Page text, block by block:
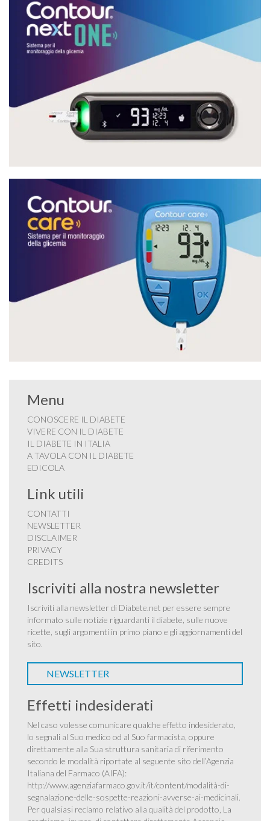
Menu
CONOSCERE IL DIABETE
VIVERE CON IL DIABETE
IL DIABETE IN ITALIA
A TAVOLA CON IL DIABETE
EDICOLA
Link utili
CONTATTI
NEWSLETTER
DISCLAIMER
PRIVACY
CREDITS
Iscriviti alla nostra newsletter
Iscriviti alla newsletter di Diabete.net per essere sempre
informato sulle notizie riguardanti il diabete, sulle nuove
ricette, sugli argomenti in primo piano e gli aggiornamenti del
sito.
NEWSLETTER
Effetti indesiderati
Nel caso volesse comunicare qualche effetto indesiderato,
lo segnali al Suo medico od al Suo farmacista, oppure
direttamente alla Sua struttura sanitaria di riferimento
secondo le modalità riportate al seguente sito dell’Agenzia
Italiana del Farmaco (AIFA):
http://www.agenziafarmaco.gov.it/it/content/modalità-di-
segnalazione-delle-sospette-reazioni-avverse-ai-medicinali.
Per qualsiasi reclamo relativo alla qualità del prodotto, La